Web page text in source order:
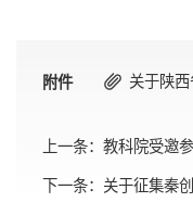
附件 关于陕
上一条：
下一条：